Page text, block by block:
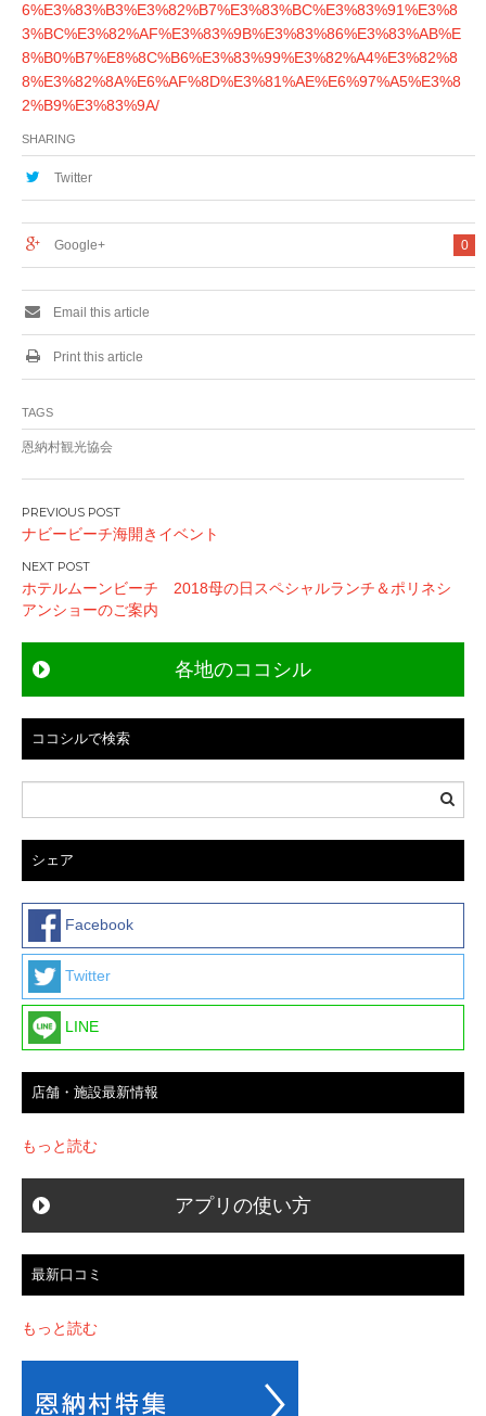
6%E3%83%B3%E3%82%B7%E3%83%BC%E3%83%91%E3%8
3%BC%E3%82%AF%E3%83%9B%E3%83%86%E3%83%AB%E
8%B0%B7%E8%8C%B6%E3%83%99%E3%82%A4%E3%82%8
8%E3%82%8A%E6%AF%8D%E3%81%AE%E6%97%A5%E3%8
2%B9%E3%83%9A/
SHARING
Twitter
0
Google+
Email this article
Print this article
TAGS
恩納村観光協会
投
稿
ナ
ビ
ー
シ
ョ
ン
ナビービーチ海開きイベント
ホテルムーンビーチ 2018母の日スペシャルランチ＆ポリネシ
アンショーのご案内
各地のココシル
ココシルで検索
シェア
Facebook
Twitter
LINE
店舗・施設最新情報
もっと読む
アプリの使い方
最新口コミ
もっと読む